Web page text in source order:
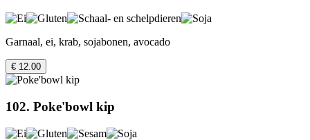
Garnaal, ei, krab, sojabonen, avocado
€ 12.00
102. Poke'bowl kip